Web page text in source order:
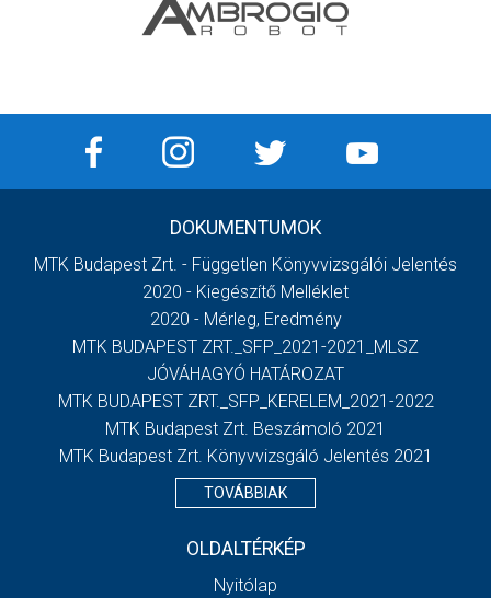
DOKUMENTUMOK
MTK Budapest Zrt. - Független Könyvvizsgálói Jelentés
2020 - Kiegészítő Melléklet
2020 - Mérleg, Eredmény
MTK BUDAPEST ZRT._SFP_2021-2021_MLSZ
JÓVÁHAGYÓ HATÁROZAT
MTK BUDAPEST ZRT._SFP_KERELEM_2021-2022
MTK Budapest Zrt. Beszámoló 2021
MTK Budapest Zrt. Könyvvizsgáló Jelentés 2021
TOVÁBBIAK
OLDALTÉRKÉP
Nyitólap